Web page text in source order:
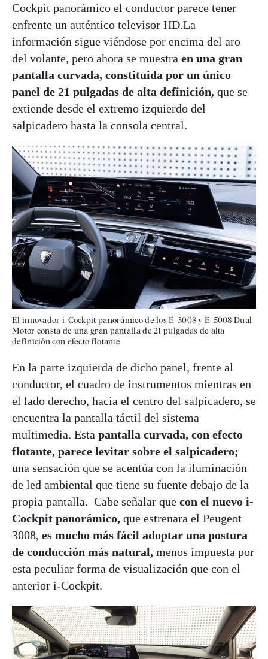
Cockpit panorámico el conductor parece tener
enfrente un auténtico televisor HD.La
información sigue viéndose por encima del aro
del volante, pero ahora se muestra en una gran
pantalla curvada, constituida por un único
panel de 21 pulgadas de alta definición, que se
extiende desde el extremo izquierdo del
salpicadero hasta la consola central.
El innovador i-Cockpit panorámico de los E-3008 y E-5008 Dual
Motor consta de una gran pantalla de 21 pulgadas de alta
definición con efecto flotante
En la parte izquierda de dicho panel, frente al
conductor, el cuadro de instrumentos mientras en
el lado derecho, hacia el centro del salpicadero, se
encuentra la pantalla táctil del sistema
multimedia. Esta pantalla curvada, con efecto
flotante, parece levitar sobre el salpicadero;
una sensación que se acentúa con la iluminación
de led ambiental que tiene su fuente debajo de la
propia pantalla. Cabe señalar que con el nuevo i-
Cockpit panorámico, que estrenara el Peugeot
3008, es mucho más fácil adoptar una postura
de conducción más natural, menos impuesta por
esta peculiar forma de visualización que con el
anterior i-Cockpit.